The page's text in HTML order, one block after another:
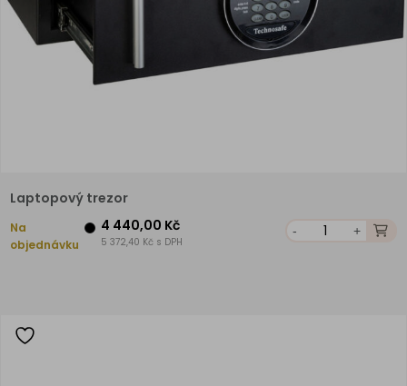
Laptopový trezor
Na
objednávku
4 440,00 Kč
5 372,40 Kč s DPH
- +